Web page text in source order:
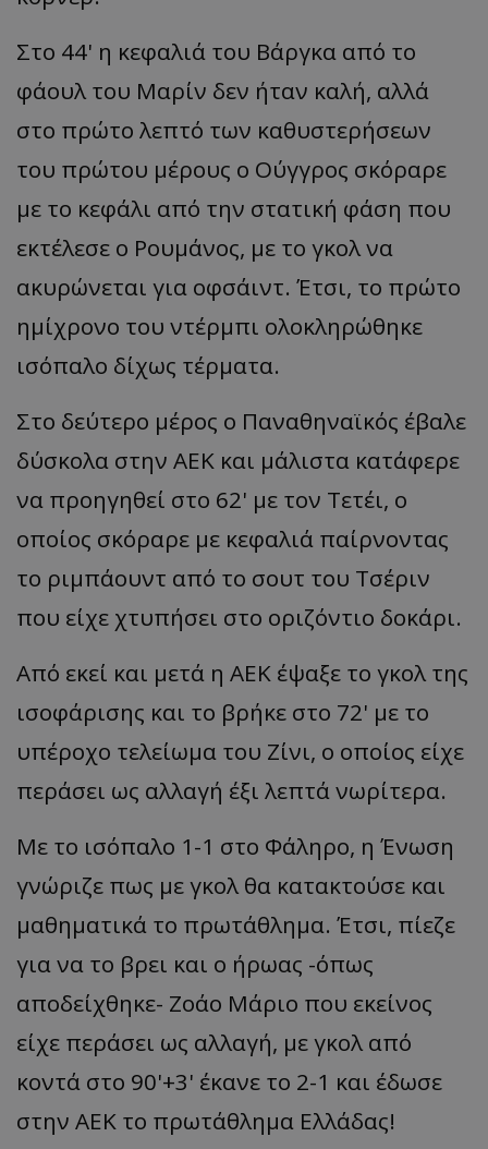
Στο 44' η κεφαλιά του Βάργκα από το
φάουλ του Μαρίν δεν ήταν καλή, αλλά
στο πρώτο λεπτό των καθυστερήσεων
του πρώτου μέρους ο Ούγγρος σκόραρε
με το κεφάλι από την στατική φάση που
εκτέλεσε ο Ρουμάνος, με το γκολ να
ακυρώνεται για οφσάιντ. Έτσι, το πρώτο
ημίχρονο του ντέρμπι ολοκληρώθηκε
ισόπαλο δίχως τέρματα.
Στο δεύτερο μέρος ο Παναθηναϊκός έβαλε
δύσκολα στην ΑΕΚ και μάλιστα κατάφερε
να προηγηθεί στο 62' με τον Τετέι, ο
οποίος σκόραρε με κεφαλιά παίρνοντας
το ριμπάουντ από το σουτ του Τσέριν
που είχε χτυπήσει στο οριζόντιο δοκάρι.
Από εκεί και μετά η ΑΕΚ έψαξε το γκολ της
ισοφάρισης και το βρήκε στο 72' με το
υπέροχο τελείωμα του Ζίνι, ο οποίος είχε
περάσει ως αλλαγή έξι λεπτά νωρίτερα.
Με το ισόπαλο 1-1 στο Φάληρο, η Ένωση
γνώριζε πως με γκολ θα κατακτούσε και
μαθηματικά το πρωτάθλημα. Έτσι, πίεζε
για να το βρει και ο ήρωας -όπως
αποδείχθηκε- Ζοάο Μάριο που εκείνος
είχε περάσει ως αλλαγή, με γκολ από
κοντά στο 90'+3' έκανε το 2-1 και έδωσε
στην ΑΕΚ το πρωτάθλημα Ελλάδας!